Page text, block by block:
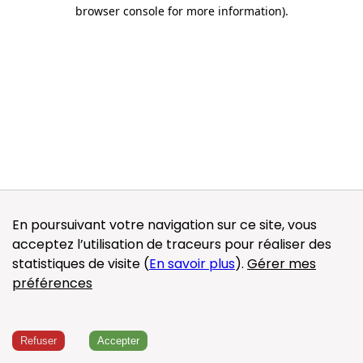
browser console for more information).
En poursuivant votre navigation sur ce site, vous
acceptez l’utilisation de traceurs pour réaliser des
statistiques de visite (En savoir plus). Gérer mes
préférences
Refuser Accepter